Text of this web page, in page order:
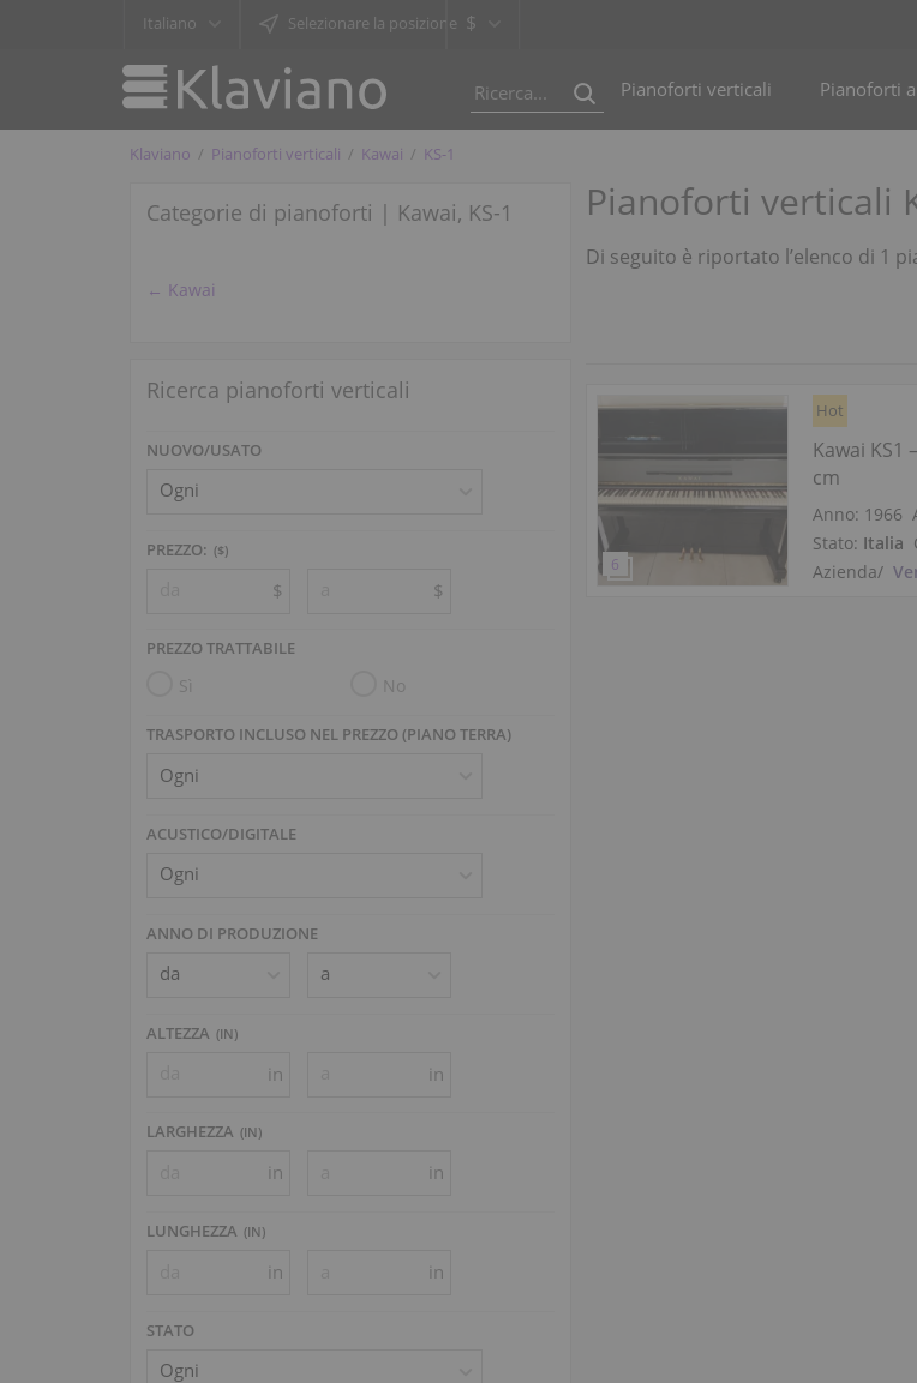
Italiano Selezionare la posizione $
Pianoforti verticali Pianoforti
Klaviano Pianoforti verticali Kawai KS-1
Categorie di pianoforti | Kawai, KS-1
← Kawai
Ricerca pianoforti verticali
NUOVO/USATO
PREZZO: ($)
$ $
PREZZO TRATTABILE
Sì No
TRASPORTO INCLUSO NEL PREZZO (PIANO TERRA)
ACUSTICO/DIGITALE
ANNO DI PRODUZIONE
ALTEZZA (IN)
in in
LARGHEZZA (IN)
in in
LUNGHEZZA (IN)
in in
STATO
Ogni
Pianoforti verticali
Di seguito è riportato l’elenco di 1
Hot
Kawai
cm
Anno: 1966
Stato: Italia
Azienda/